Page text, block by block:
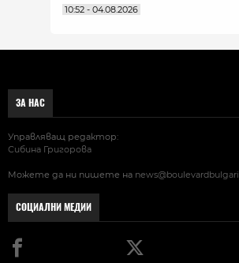
10:52 - 04.08.2026
ЗА НАС
Управляващ редактор:
Сибина Григорова
Можете да ни пишете на
СОЦИАЛНИ МЕДИИ